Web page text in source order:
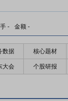
- 金额 -
数据 核心题材
大会 个股研报